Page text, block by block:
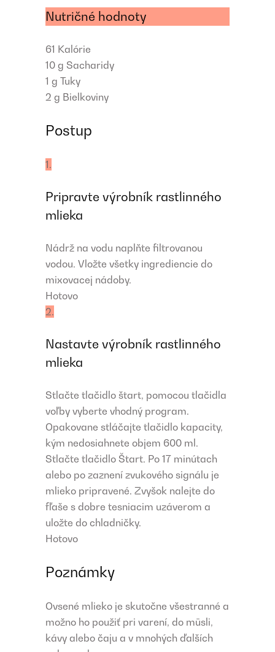
Nutričné hodnoty
61 Kalórie
10 g Sacharidy
1 g Tuky
2 g Bielkoviny
Postup
1.
Pripravte výrobník rastlinného
mlieka
Nádrž na vodu naplňte filtrovanou
vodou. Vložte všetky ingrediencie do
mixovacej nádoby.
Hotovo
2.
Nastavte výrobník rastlinného
mlieka
Stlačte tlačidlo štart, pomocou tlačidla
voľby vyberte vhodný program.
Opakovane stláčajte tlačidlo kapacity,
kým nedosiahnete objem 600 ml.
Stlačte tlačidlo Štart. Po 17 minútach
alebo po zaznení zvukového signálu je
mlieko pripravené. Zvyšok nalejte do
fľaše s dobre tesniacim uzáverom a
uložte do chladničky.
Hotovo
Poznámky
Ovsené mlieko je skutočne všestranné a
možno ho použiť pri varení, do müsli,
kávy alebo čaju a v mnohých ďalších